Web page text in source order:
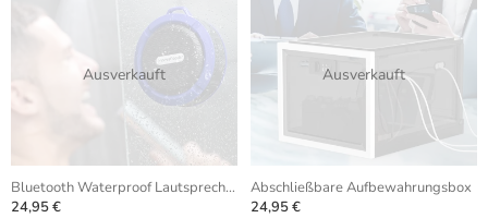
Ausverkauft
Bluetooth Waterproof Lautsprecher
24,95 €
Ausverkauft
Abschließbare Aufbewahrungsbox
24,95 €